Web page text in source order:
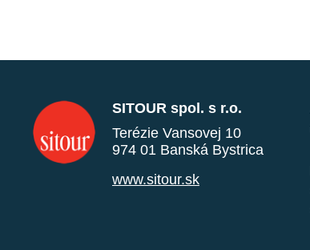
SITOUR spol. s r.o.
Terézie Vansovej 10
974 01 Banská Bystrica
www.sitour.sk